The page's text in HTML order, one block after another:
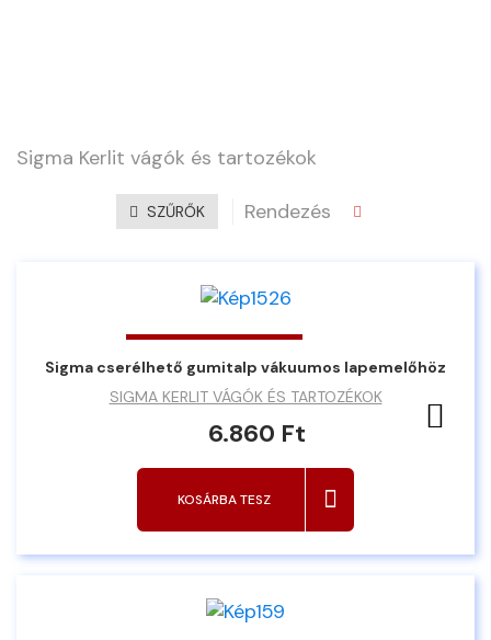
Sigma Kerlit vágók és tartozékok
SZŰRŐK Rendezés
Sigma cserélhető gumitalp vákuumos lapemelőhöz
SIGMA KERLIT VÁGÓK ÉS TARTOZÉKOK
6.860 Ft
KOSÁRBA TESZ